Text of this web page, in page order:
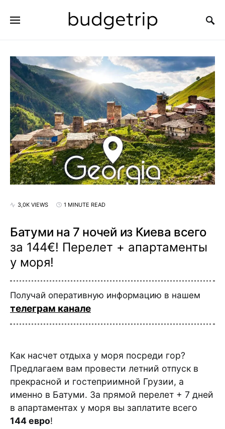
3,0K VIEWS 1 MINUTE READ
Батуми на 7 ночей из Киева всего
за 144€! Перелет + апартаменты
у моря!
Получай оперативную информацию в нашем
телеграм канале
Как насчет отдыха у моря посреди гор?
Предлагаем вам провести летний отпуск в
прекрасной и гостеприимной Грузии, а
именно в Батуми. За прямой перелет + 7 дней
в апартаментах у моря вы заплатите всего
144 евро!